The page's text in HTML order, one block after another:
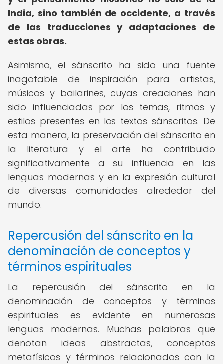
India, sino también de occidente, a través
de las traducciones y adaptaciones de
estas obras.
Asimismo, el sánscrito ha sido una fuente
inagotable de inspiración para artistas,
músicos y bailarines, cuyas creaciones han
sido influenciadas por los temas, ritmos y
estilos presentes en los textos sánscritos. De
esta manera, la preservación del sánscrito en
la literatura y el arte ha contribuido
significativamente a su influencia en las
lenguas modernas y en la expresión cultural
de diversas comunidades alrededor del
mundo.
Repercusión del sánscrito en la
denominación de conceptos y
términos espirituales
La repercusión del sánscrito en la
denominación de conceptos y términos
espirituales es evidente en numerosas
lenguas modernas. Muchas palabras que
denotan ideas abstractas, conceptos
metafísicos y términos relacionados con la